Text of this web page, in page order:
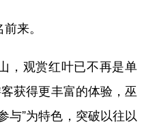
来。
观赏红叶已不再是单
获得更丰富的体验，巫
与”为特色，突破以往以